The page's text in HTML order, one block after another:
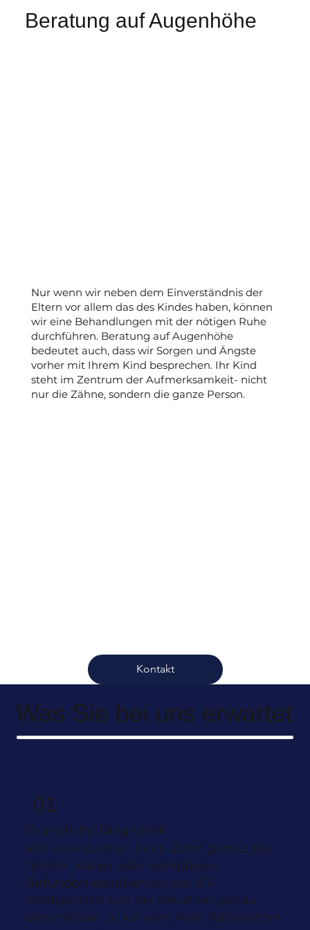
Beratung auf Augenhöhe
Nur wenn wir neben dem Einverständnis der
Eltern vor allem das des Kindes haben, können
wir eine Behandlungen mit der nötigen Ruhe
durchführen. Beratung auf Augenhöhe
bedeutet auch, dass wir Sorgen und Ängste
vorher mit Ihrem Kind besprechen. Ihr Kind
steht im Zentrum der Aufmerksamkeit- nicht
nur die Zähne, sondern die ganze Person.
Kontakt
Was Sie bei uns erwartet
01
Gründliche Diagnostik
Wir untersuchen Ihren Zahn genau. Bei
tieferer Karies oder komplexen
Befunden erstellen wir ein 3D-
Röntgenbild, um die Situation genau
einschätzen zu können. Kein Rätselraten,